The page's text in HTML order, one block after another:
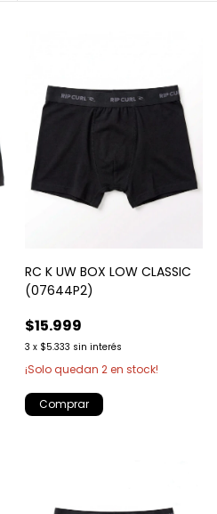
RC K UW BOX LOW CLASSIC
(07644P2)
$15.999
3 x $5.333 sin interés
¡Solo quedan 2en stock!
Comprar